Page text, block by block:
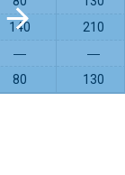
140 210
― ―
80 130